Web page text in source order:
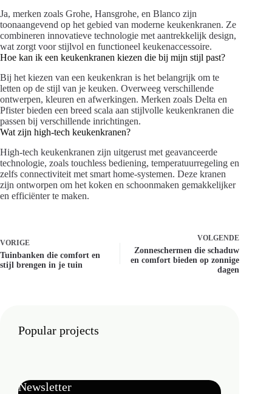
Ja, merken zoals Grohe, Hansgrohe, en Blanco zijn
toonaangevend op het gebied van moderne keukenkranen. Ze
combineren innovatieve technologie met aantrekkelijk design,
wat zorgt voor stijlvol en functioneel keukenaccessoire.
Hoe kan ik een keukenkranen kiezen die bij mijn stijl past?
Bij het kiezen van een keukenkran is het belangrijk om te
letten op de stijl van je keuken. Overweeg verschillende
ontwerpen, kleuren en afwerkingen. Merken zoals Delta en
Pfister bieden een breed scala aan stijlvolle keukenkranen die
passen bij verschillende inrichtingen.
Wat zijn high-tech keukenkranen?
High-tech keukenkranen zijn uitgerust met geavanceerde
technologie, zoals touchless bediening, temperatuurregeling en
zelfs connectiviteit met smart home-systemen. Deze kranen
zijn ontworpen om het koken en schoonmaken gemakkelijker
en efficiënter te maken.
VORIGE
Tuinbanken die comfort en
stijl brengen in je tuin
VOLGENDE
Zonneschermen die schaduw
en comfort bieden op zonnige
dagen
Popular projects
Newsletter